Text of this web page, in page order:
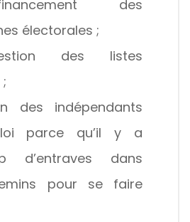
des
électorales ;
des listes
des indépendants
parce qu’il y a
d’entraves dans
pour se faire